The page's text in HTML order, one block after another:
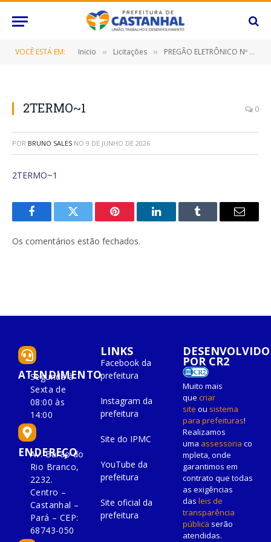
VOCÊ ESTÁ EM: Inicio » Licitações » PREGÃO ELETRÔNICO Nº 027/2023-SRP (FORNECIMENTO DE PNEUS, CÂMARAS E BATERIAS, DESTINADO NA MANUTENÇÃO DE MOTOS, VEÍCULOS DE PASSEIO, VEÍCULOS UTILITÁRIOS, CAMINHÕES, ÔNIBUS, TRATORES E MÁQUINAS PESADAS)
2TERMO~1 0
POR BRUNO SALES NO 9 DE JUNHO DE 2026
2TERMO~1
FacebookTwitter Pinterest O
Tumblr
E-
Os comentários estão fechados.
ATENDIMENTO
Segunda à
Sexta de
08:00 às
14:00
ENDEREÇO
Av. Barão do
Rio Branco,
2232.
Centro –
Castanhal –
Pará – CEP:
68743-050
LINKS
Facebook da
prefeitura
Instagram da
prefeitura
Site do IPMC
YouTube da
prefeitura
Site oficial da
prefeitura
DESENVOLVIDO
POR CR2
Muito mais
que criar
site ou sistema
para prefeituras!
Realizamos
uma assessoria co
mpleta, onde
garantimos em
contrato que todas
as exigências
das leis de
transparência
pública serão
atendidas.